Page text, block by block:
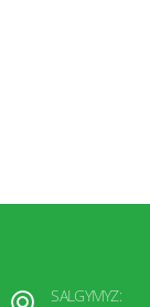
SALGYMYZ: